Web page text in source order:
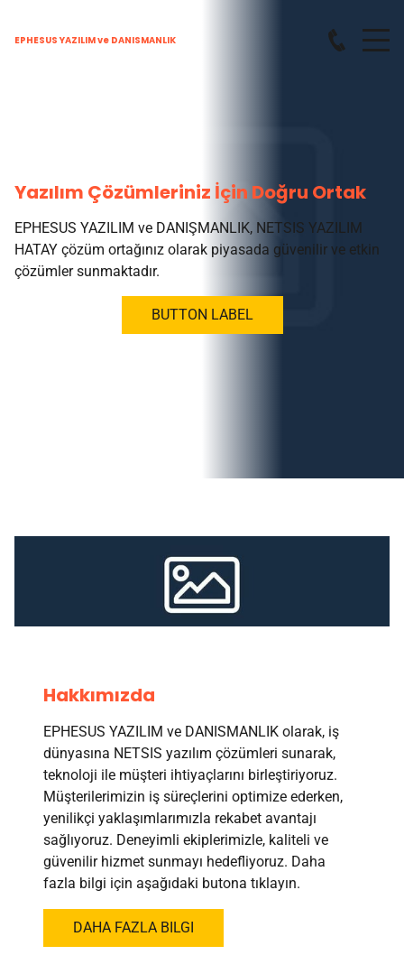
EPHESUS YAZILIM ve DANISMANLIK
Yazılım Çözümleriniz İçin Doğru Ortak
EPHESUS YAZILIM ve DANIŞMANLIK, NETSIS YAZILIM
HATAY çözüm ortağınız olarak piyasada güvenilir ve etkin
çözümler sunmaktadır.
BUTTON LABEL
Hakkımızda
EPHESUS YAZILIM ve DANISMANLIK olarak, iş
dünyasına NETSIS yazılım çözümleri sunarak,
teknoloji ile müşteri ihtiyaçlarını birleştiriyoruz.
Müşterilerimizin iş süreçlerini optimize ederken,
yenilikçi yaklaşımlarımızla rekabet avantajı
sağlıyoruz. Deneyimli ekiplerimizle, kaliteli ve
güvenilir hizmet sunmayı hedefliyoruz. Daha
fazla bilgi için aşağıdaki butona tıklayın.
DAHA FAZLA BILGI